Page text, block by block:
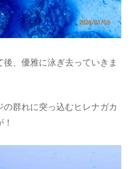
後、優雅に泳ぎ去っていきま
群れに突っ込むヒレナガカ